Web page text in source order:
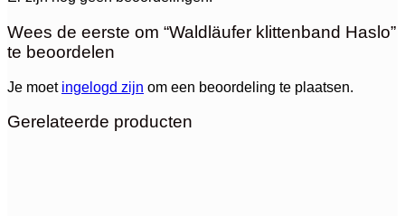
Wees de eerste om “Waldläufer klittenband Haslo”
te beoordelen
Je moet ingelogd zijn om een beoordeling te plaatsen.
Gerelateerde producten